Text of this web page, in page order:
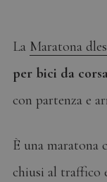
La Maratona
per bici da corsa
con partenza e
È una
chiusi al traffico